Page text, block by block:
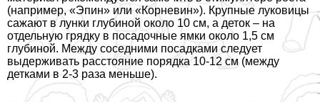
(например, «Эпин» или «Корневин»). Крупные луковицы
сажают в лунки глубиной около 10 см, а деток – на
отдельную грядку в посадочные ямки около 1,5 см
глубиной. Между соседними посадками следует
выдерживать расстояние порядка 10-12 см (между
детками в 2-3 раза меньше).